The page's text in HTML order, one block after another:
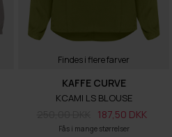
Findes i flere farver
Fås i mange størrelser
KAFFE CURVE
KCAMI LS BLOUSE
187,50 DKK